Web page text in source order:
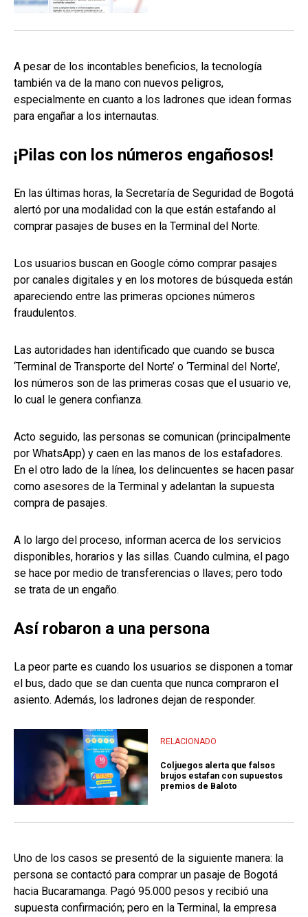
A pesar de los incontables beneficios, la tecnología
también va de la mano con nuevos peligros,
especialmente en cuanto a los ladrones que idean formas
para engañar a los internautas.
¡Pilas con los números engañosos!
En las últimas horas, la Secretaría de Seguridad de Bogotá
alertó por una modalidad con la que están estafando al
comprar pasajes de buses en la Terminal del Norte.
Los usuarios buscan en Google cómo comprar pasajes
por canales digitales y en los motores de búsqueda están
apareciendo entre las primeras opciones números
fraudulentos.
Las autoridades han identificado que cuando se busca
‘Terminal de Transporte del Norte’ o ‘Terminal del Norte’,
los números son de las primeras cosas que el usuario ve,
lo cual le genera confianza.
Acto seguido, las personas se comunican (principalmente
por WhatsApp) y caen en las manos de los estafadores.
En el otro lado de la línea, los delincuentes se hacen pasar
como asesores de la Terminal y adelantan la supuesta
compra de pasajes.
A lo largo del proceso, informan acerca de los servicios
disponibles, horarios y las sillas. Cuando culmina, el pago
se hace por medio de transferencias o llaves; pero todo
se trata de un engaño.
Así robaron a una persona
La peor parte es cuando los usuarios se disponen a tomar
el bus, dado que se dan cuenta que nunca compraron el
asiento. Además, los ladrones dejan de responder.
RELACIONADO
Coljuegos alerta que falsos
brujos estafan con supuestos
premios de Baloto
Uno de los casos se presentó de la siguiente manera: la
persona se contactó para comprar un pasaje de Bogotá
hacia Bucaramanga. Pagó 95.000 pesos y recibió una
supuesta confirmación; pero en la Terminal, la empresa